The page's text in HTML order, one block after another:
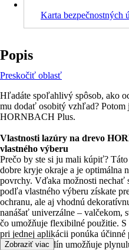
Karta bezpečnostných
Popis
Preskočiť oblasť
Hľadáte spoľahlivý spôsob, ako
mu dodať osobitý vzhľad? Potom
HORNBACH Plus.
Vlastnosti lazúry na drevo
vlastného výberu
Prečo by ste si ju mali kúpiť?
dobre kryje okraje a je optimálna
povrchy. Vďaka možnosti nechať
podľa vlastného výberu získate
ochranu, ale aj vhodnú
nanášať univerzálne – valčekom,
čo umožňuje flexibilné použitie.
pri jednej aplikácii ponúka
približne 8 hodín umožňuje
Zobraziť viac